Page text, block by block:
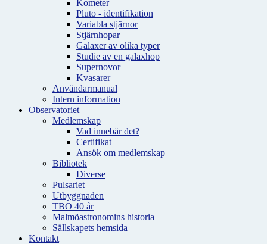
Kometer
Pluto - identifikation
Variabla stjärnor
Stjärnhopar
Galaxer av olika typer
Studie av en galaxhop
Supernovor
Kvasarer
Användarmanual
Intern information
Observatoriet
Medlemskap
Vad innebär det?
Certifikat
Ansök om medlemskap
Bibliotek
Diverse
Pulsariet
Utbyggnaden
TBO 40 år
Malmöastronomins historia
Sällskapets hemsida
Kontakt